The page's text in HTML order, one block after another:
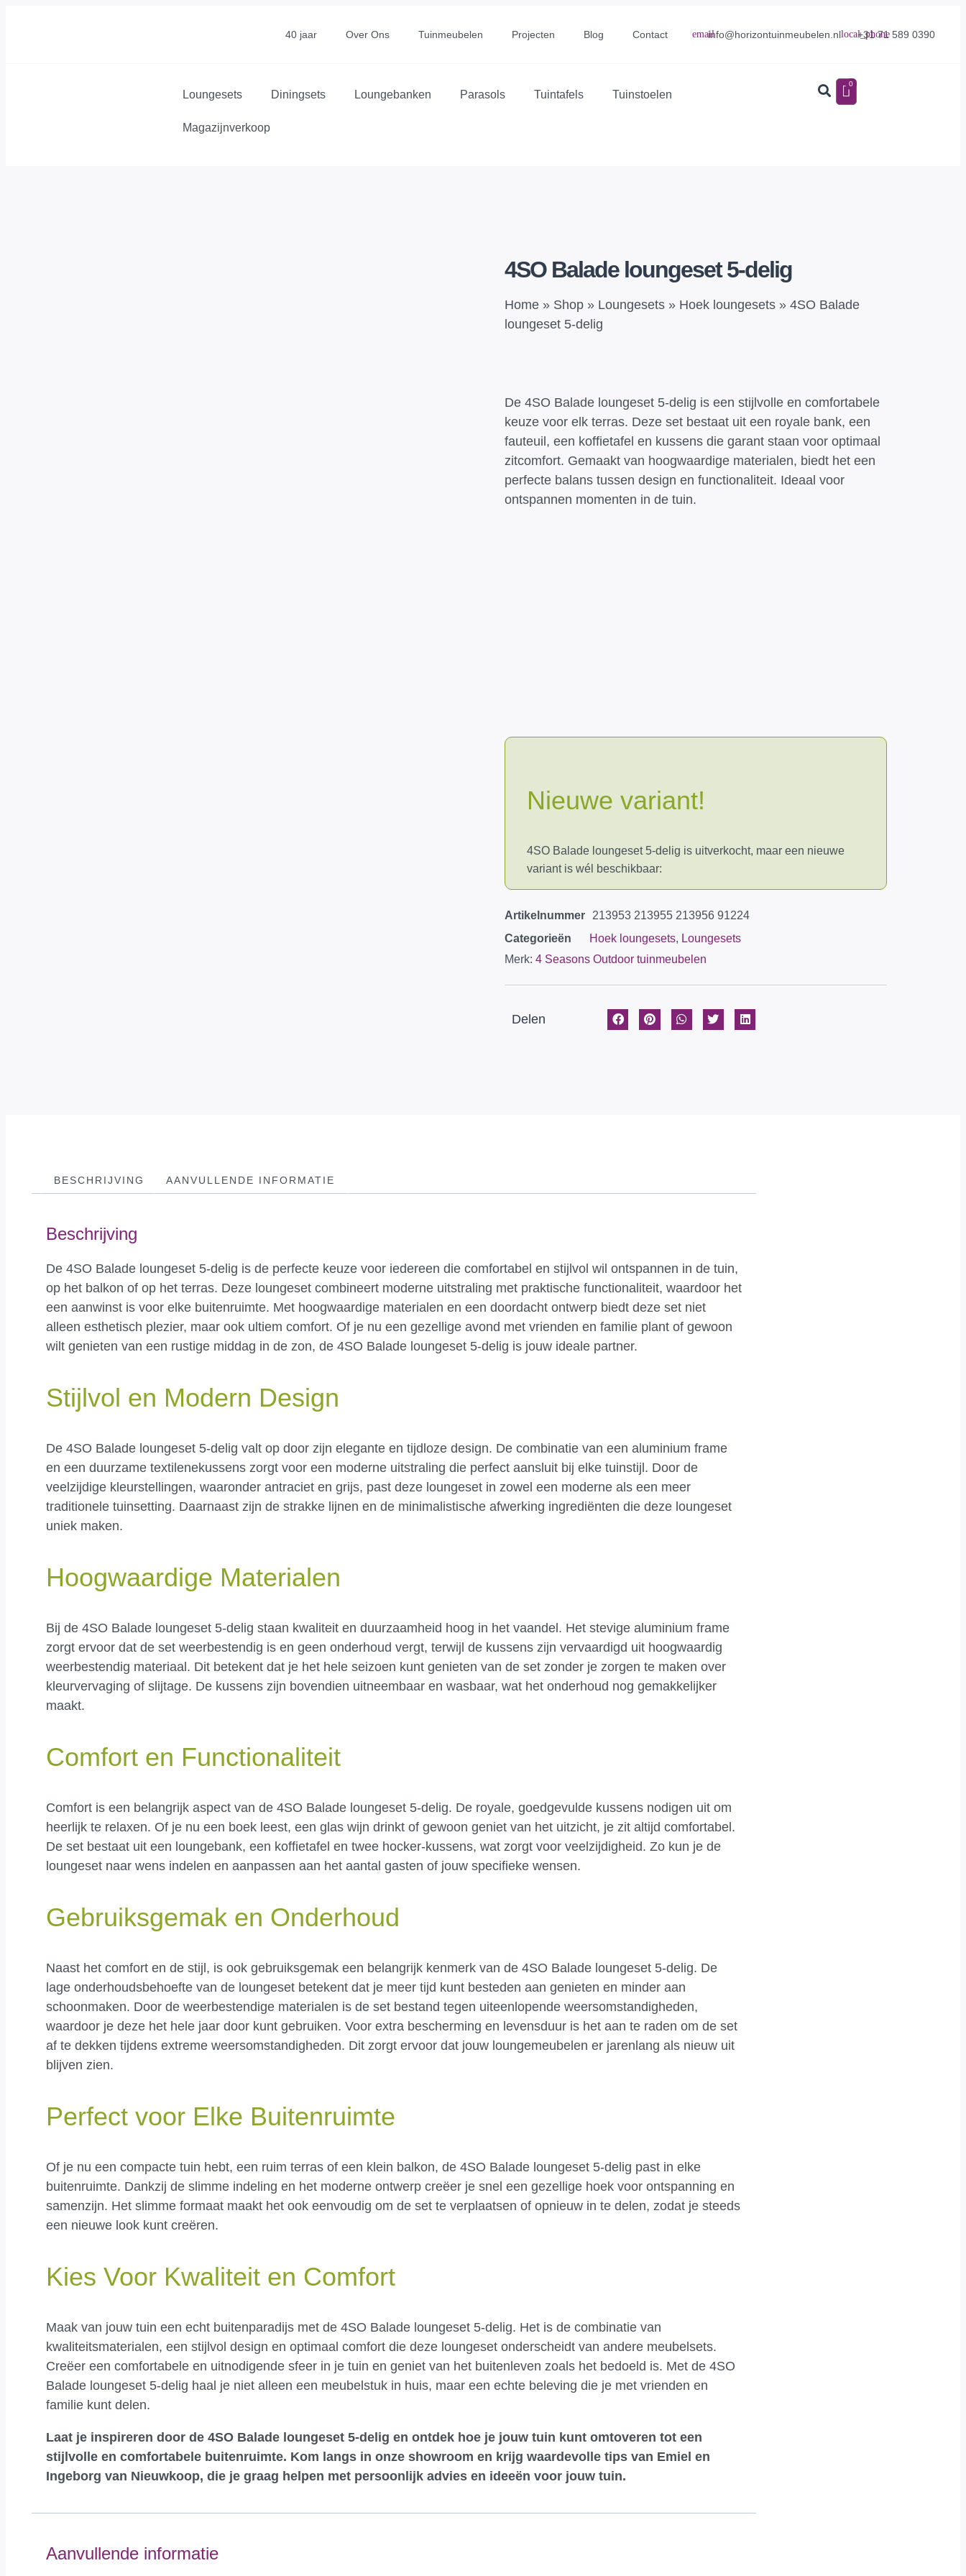
40 jaar Over Ons Tuinmeubelen Projecten Blog Contact info@horizontuinmeubelen.nl +31 71 589 0390
Loungesets Diningsets Loungebanken Parasols Tuintafels Tuinstoelen
Magazijnverkoop
0
4SO Balade loungeset 5-delig
Home » Shop » Loungesets » Hoek loungesets » 4SO Balade
loungeset 5-delig
De 4SO Balade loungeset 5-delig is een stijlvolle en comfortabele
keuze voor elk terras. Deze set bestaat uit een royale bank, een
fauteuil, een koffietafel en kussens die garant staan voor optimaal
zitcomfort. Gemaakt van hoogwaardige materialen, biedt het een
perfecte balans tussen design en functionaliteit. Ideaal voor
ontspannen momenten in de tuin.
Nieuwe variant!
4SO Balade loungeset 5-delig is uitverkocht, maar een nieuwe
variant is wél beschikbaar:
Artikelnummer
213953 213955 213956 91224
Categorieën
Hoek loungesets, Loungesets
Merk: 4 Seasons Outdoor tuinmeubelen
Delen
BESCHRIJVING AANVULLENDE INFORMATIE
Beschrijving
De 4SO Balade loungeset 5-delig is de perfecte keuze voor iedereen die comfortabel en stijlvol wil ontspannen in de tuin,
op het balkon of op het terras. Deze loungeset combineert moderne uitstraling met praktische functionaliteit, waardoor het
een aanwinst is voor elke buitenruimte. Met hoogwaardige materialen en een doordacht ontwerp biedt deze set niet
alleen esthetisch plezier, maar ook ultiem comfort. Of je nu een gezellige avond met vrienden en familie plant of gewoon
wilt genieten van een rustige middag in de zon, de 4SO Balade loungeset 5-delig is jouw ideale partner.
Stijlvol en Modern Design
De 4SO Balade loungeset 5-delig valt op door zijn elegante en tijdloze design. De combinatie van een aluminium frame
en een duurzame textilenekussens zorgt voor een moderne uitstraling die perfect aansluit bij elke tuinstijl. Door de
veelzijdige kleurstellingen, waaronder antraciet en grijs, past deze loungeset in zowel een moderne als een meer
traditionele tuinsetting. Daarnaast zijn de strakke lijnen en de minimalistische afwerking ingrediënten die deze loungeset
uniek maken.
Hoogwaardige Materialen
Bij de 4SO Balade loungeset 5-delig staan kwaliteit en duurzaamheid hoog in het vaandel. Het stevige aluminium frame
zorgt ervoor dat de set weerbestendig is en geen onderhoud vergt, terwijl de kussens zijn vervaardigd uit hoogwaardig
weerbestendig materiaal. Dit betekent dat je het hele seizoen kunt genieten van de set zonder je zorgen te maken over
kleurvervaging of slijtage. De kussens zijn bovendien uitneembaar en wasbaar, wat het onderhoud nog gemakkelijker
maakt.
Comfort en Functionaliteit
Comfort is een belangrijk aspect van de 4SO Balade loungeset 5-delig. De royale, goedgevulde kussens nodigen uit om
heerlijk te relaxen. Of je nu een boek leest, een glas wijn drinkt of gewoon geniet van het uitzicht, je zit altijd comfortabel.
De set bestaat uit een loungebank, een koffietafel en twee hocker-kussens, wat zorgt voor veelzijdigheid. Zo kun je de
loungeset naar wens indelen en aanpassen aan het aantal gasten of jouw specifieke wensen.
Gebruiksgemak en Onderhoud
Naast het comfort en de stijl, is ook gebruiksgemak een belangrijk kenmerk van de 4SO Balade loungeset 5-delig. De
lage onderhoudsbehoefte van de loungeset betekent dat je meer tijd kunt besteden aan genieten en minder aan
schoonmaken. Door de weerbestendige materialen is de set bestand tegen uiteenlopende weersomstandigheden,
waardoor je deze het hele jaar door kunt gebruiken. Voor extra bescherming en levensduur is het aan te raden om de set
af te dekken tijdens extreme weersomstandigheden. Dit zorgt ervoor dat jouw loungemeubelen er jarenlang als nieuw uit
blijven zien.
Perfect voor Elke Buitenruimte
Of je nu een compacte tuin hebt, een ruim terras of een klein balkon, de 4SO Balade loungeset 5-delig past in elke
buitenruimte. Dankzij de slimme indeling en het moderne ontwerp creëer je snel een gezellige hoek voor ontspanning en
samenzijn. Het slimme formaat maakt het ook eenvoudig om de set te verplaatsen of opnieuw in te delen, zodat je steeds
een nieuwe look kunt creëren.
Kies Voor Kwaliteit en Comfort
Maak van jouw tuin een echt buitenparadijs met de 4SO Balade loungeset 5-delig. Het is de combinatie van
kwaliteitsmaterialen, een stijlvol design en optimaal comfort die deze loungeset onderscheidt van andere meubelsets.
Creëer een comfortabele en uitnodigende sfeer in je tuin en geniet van het buitenleven zoals het bedoeld is. Met de 4SO
Balade loungeset 5-delig haal je niet alleen een meubelstuk in huis, maar een echte beleving die je met vrienden en
familie kunt delen.
Laat je inspireren door de 4SO Balade loungeset 5-delig en ontdek hoe je jouw tuin kunt omtoveren tot een
stijlvolle en comfortabele buitenruimte. Kom langs in onze showroom en krijg waardevolle tips van Emiel en
Ingeborg van Nieuwkoop, die je graag helpen met persoonlijk advies en ideeën voor jouw tuin.
Aanvullende informatie